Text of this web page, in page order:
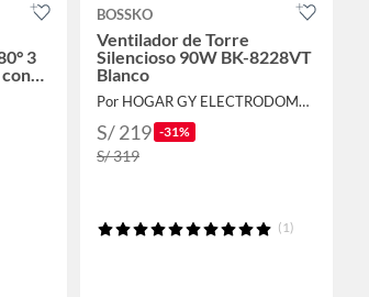
3
BOSSKO
Ventilador de Torre
Silencioso 90W BK-8228VT
Blanco
Por HOGAR GY ELECTRODOMESTICOS
S/ 219 -31%
S/ 319
(1)